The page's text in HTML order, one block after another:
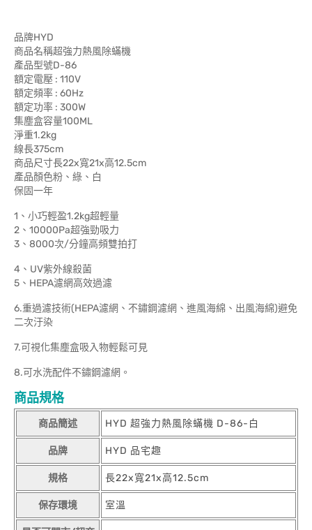
品牌HYD
商品名稱超強力熱風除蟎機
產品型號D-86
額定電壓 : 110V
額定頻率 : 60Hz
額定功率 : 300W
集塵盒容量100ML
淨重1.2kg
線長375cm
商品尺寸長22x寬21x高12.5cm
產品顏色粉、綠、白
保固一年
1、小巧輕盈1.2kg超輕量
2、10000Pa超強勁吸力
3、8000次/分鐘高頻雙拍打
4、UV紫外線殺菌
5、HEPA濾網高效過濾
6.重過濾技術(HEPA濾網、不鏽鋼濾網、進風海綿、出風海綿)避免
二次汙染
7.可視化集塵盒吸入物輕鬆可見
8.可水洗配件不鏽鋼濾網。
商品規格
商品簡述 HYD 超強力熱風除蟎機 D-86-白
品牌 HYD 品宅趣
規格 長22x寬21x高12.5cm
保存環境 室溫